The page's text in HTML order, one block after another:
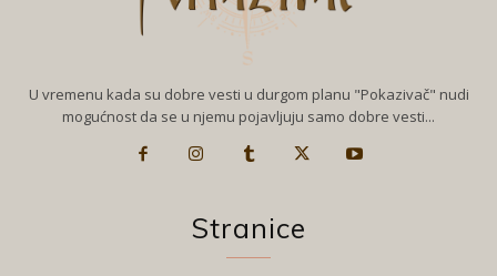
U vremenu kada su dobre vesti u durgom planu "Pokazivač" nudi
mogućnost da se u njemu pojavljuju samo dobre vesti...
Stranice